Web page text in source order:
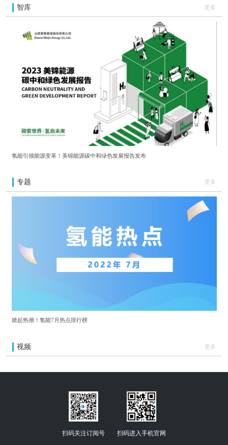
智库 更多
氢能引领能源变革！美锦能源碳中和绿色发展报告发布
专题 更多
掀起热潮！氢能7月热点排行榜
视频 更多
扫码关注订阅号 扫码进入手机官网